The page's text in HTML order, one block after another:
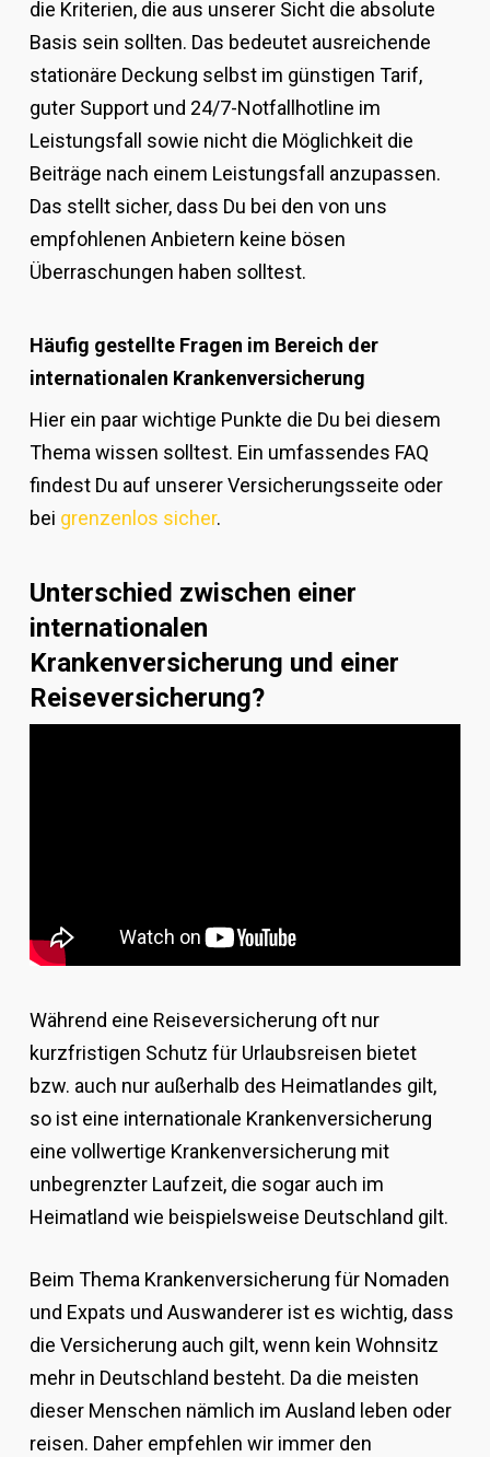
die Kriterien, die aus unserer Sicht die absolute
Basis sein sollten. Das bedeutet ausreichende
stationäre Deckung selbst im günstigen Tarif,
guter Support und 24/7-Notfallhotline im
Leistungsfall sowie nicht die Möglichkeit die
Beiträge nach einem Leistungsfall anzupassen.
Das stellt sicher, dass Du bei den von uns
empfohlenen Anbietern keine bösen
Überraschungen haben solltest.
Häufig gestellte Fragen im Bereich der
internationalen Krankenversicherung
Hier ein paar wichtige Punkte die Du bei diesem
Thema wissen solltest. Ein umfassendes FAQ
findest Du auf unserer Versicherungsseite oder
bei grenzenlos sicher.
Unterschied zwischen einer
internationalen
Krankenversicherung und einer
Reiseversicherung?
Während eine Reiseversicherung oft nur
kurzfristigen Schutz für Urlaubsreisen bietet
bzw. auch nur außerhalb des Heimatlandes gilt,
so ist eine internationale Krankenversicherung
eine vollwertige Krankenversicherung mit
unbegrenzter Laufzeit, die sogar auch im
Heimatland wie beispielsweise Deutschland gilt.
Beim Thema Krankenversicherung für Nomaden
und Expats und Auswanderer ist es wichtig, dass
die Versicherung auch gilt, wenn kein Wohnsitz
mehr in Deutschland besteht. Da die meisten
dieser Menschen nämlich im Ausland leben oder
reisen. Daher empfehlen wir immer den